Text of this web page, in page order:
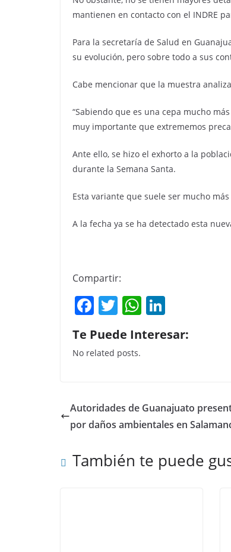
mantienen en contacto con el INDRE
Para la secretaría de Salud en
su evolución, pero sobre todo a sus
Cabe mencionar que la muestra
“Sabiendo que es una cepa mucho
muy importante que extrememos
Ante ello, se hizo el exhorto a la
durante la Semana Santa.
Esta variante que suele ser mucho
A la fecha ya se ha detectado esta
Compartir:
F
a
c
e
o
o
T
w
itt
er
W
h
at
p
p
k
n
Te Puede Interesar:
No related posts.
Autoridades de Guanajuato
por daños ambientales en
También te puede